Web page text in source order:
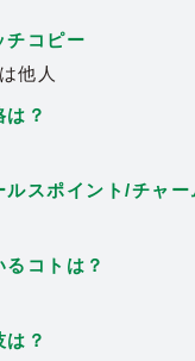
チコピー
他人
は？
ルスポイント/チャー
コトは？
は？